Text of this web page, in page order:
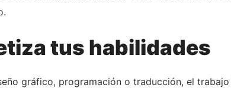
tus habilidades
gráfico, programación o traducción, el